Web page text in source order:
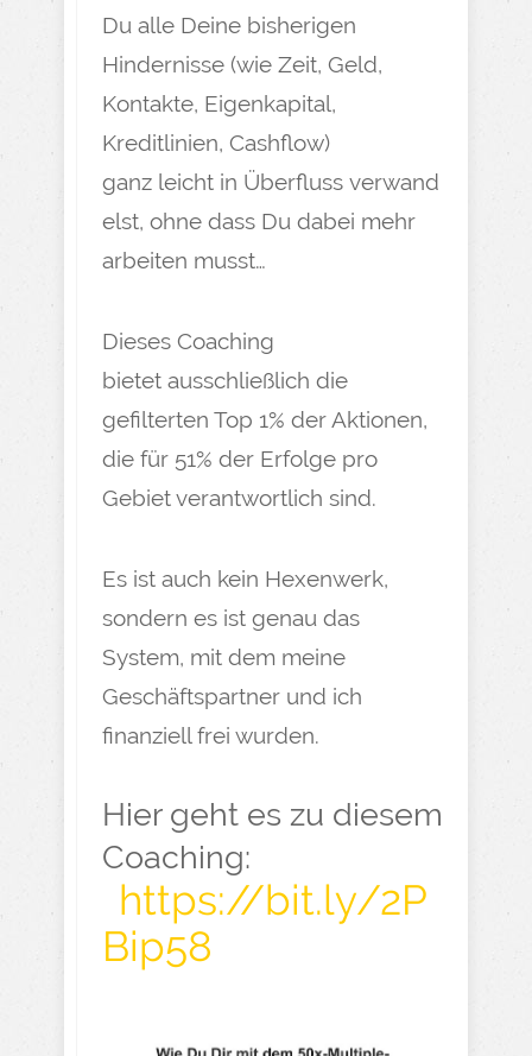
Du alle Deine bisherigen
Hindernisse (wie Zeit, Geld,
Kontakte, Eigenkapital,
Kreditlinien, Cashflow)
ganz leicht in Überfluss verwand
elst, ohne dass Du dabei mehr
arbeiten musst…
Dieses Coaching
bietet ausschließlich die
gefilterten Top 1% der Aktionen,
die für 51% der Erfolge pro
Gebiet verantwortlich sind.
Es ist auch kein Hexenwerk,
sondern es ist genau das
System, mit dem meine
Geschäftspartner und ich
finanziell frei wurden.
Hier geht es zu diesem
Coaching:
https://bit.ly/2P
Bip58